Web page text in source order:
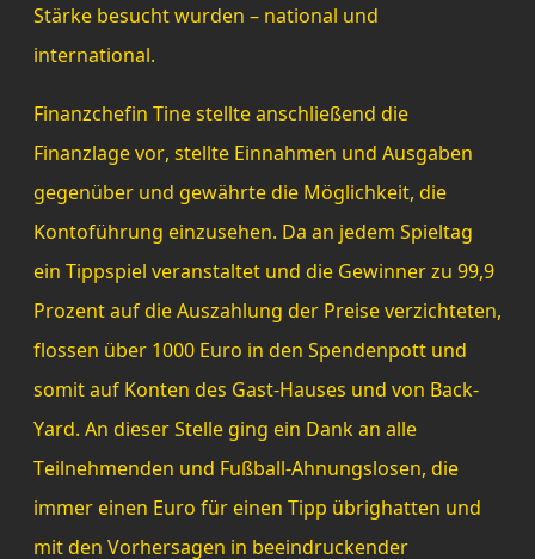
Stärke besucht wurden – national und
international.
Finanzchefin Tine stellte anschließend die
Finanzlage vor, stellte Einnahmen und Ausgaben
gegenüber und gewährte die Möglichkeit, die
Kontoführung einzusehen. Da an jedem Spieltag
ein Tippspiel veranstaltet und die Gewinner zu 99,9
Prozent auf die Auszahlung der Preise verzichteten,
flossen über 1000 Euro in den Spendenpott und
somit auf Konten des Gast-Hauses und von Back-
Yard. An dieser Stelle ging ein Dank an alle
Teilnehmenden und Fußball-Ahnungslosen, die
immer einen Euro für einen Tipp übrighatten und
mit den Vorhersagen in beeindruckender